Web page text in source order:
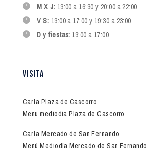
M X J: 13:00 a 16:30 y 20:00 a 22:00
V S: 13:00 a 17:00 y 19:30 a 23:00
D y fiestas: 13:00 a 17:00
visita
Carta Plaza de Cascorro
Menu mediodia Plaza de Cascorro
Carta Mercado de San Fernando
Menú Mediodía Mercado de San Fernando